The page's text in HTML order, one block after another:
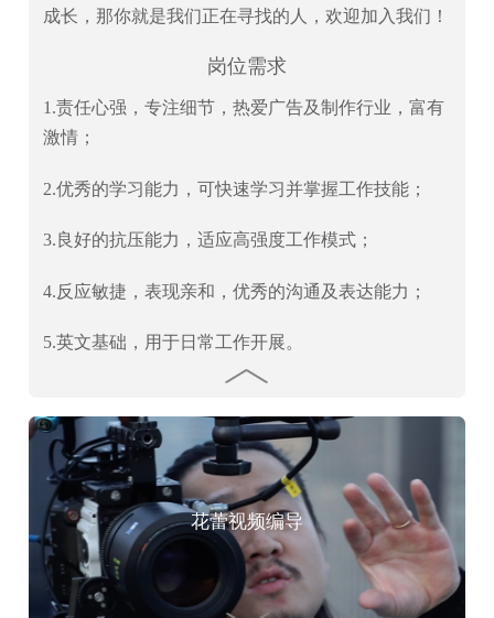
成长，那你就是我们正在寻找的人，欢迎加入我们！
岗位需求
1.责任心强，专注细节，热爱广告及制作行业，富有
激情；
2.优秀的学习能力，可快速学习并掌握工作技能；
3.良好的抗压能力，适应高强度工作模式；
4.反应敏捷，表现亲和，优秀的沟通及表达能力；
5.英文基础，用于日常工作开展。
花蕾视频编导